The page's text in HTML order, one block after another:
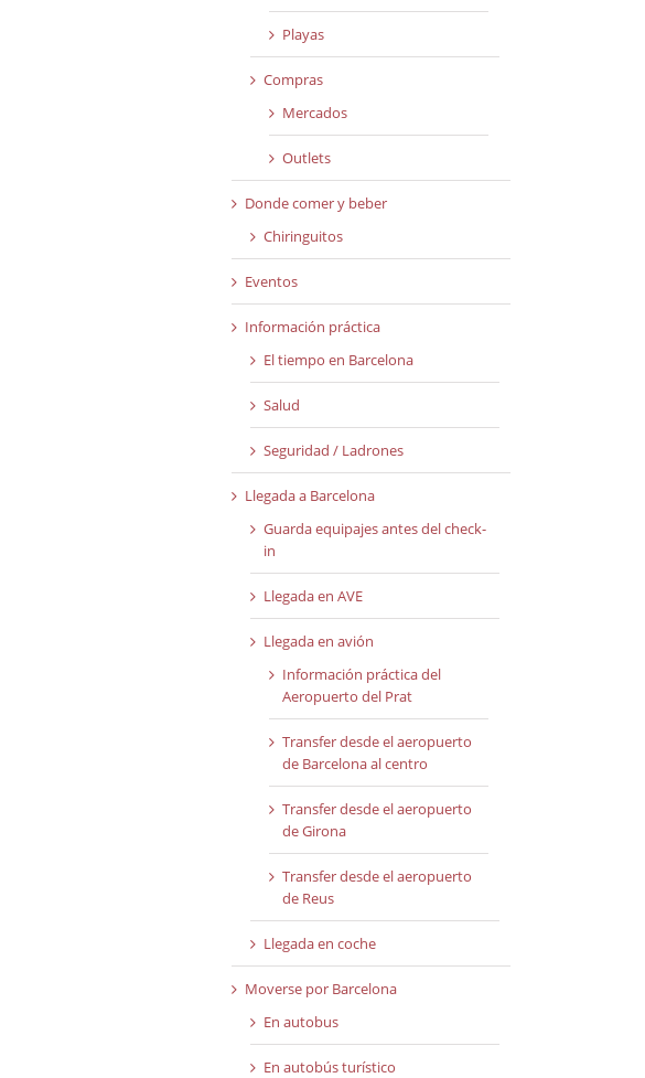
Playas
Compras
Mercados
Outlets
Donde comer y beber
Chiringuitos
Eventos
Información práctica
El tiempo en Barcelona
Salud
Seguridad / Ladrones
Llegada a Barcelona
Guarda equipajes antes del check-
in
Llegada en AVE
Llegada en avión
Información práctica del
Aeropuerto del Prat
Transfer desde el aeropuerto
de Barcelona al centro
Transfer desde el aeropuerto
de Girona
Transfer desde el aeropuerto
de Reus
Llegada en coche
Moverse por Barcelona
En autobus
En autobús turístico